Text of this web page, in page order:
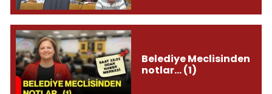
Belediye Meclisinden
notlar... (1)